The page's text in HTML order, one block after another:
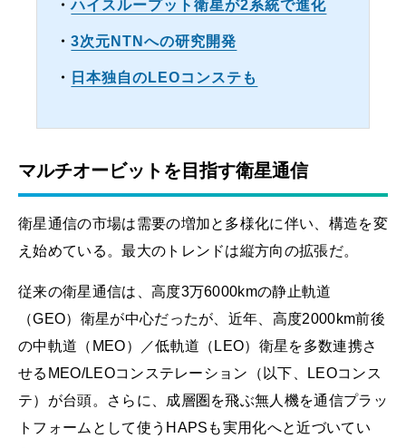
・ハイスループット衛星が2系統で進化
・3次元NTNへの研究開発
・ 日本独自のLEOコンステも
マルチオービットを目指す衛星通信
衛星通信の市場は需要の増加と多様化に伴い、構造を変
え始めている。最大のトレンドは縦方向の拡張だ。
従来の衛星通信は、高度3万6000kmの静止軌道
（GEO）衛星が中心だったが、近年、高度2000km前後
の中軌道（MEO）／低軌道（LEO）衛星を多数連携さ
せるMEO/LEOコンステレーション（以下、LEOコンス
テ）が台頭。さらに、成層圏を飛ぶ無人機を通信プラッ
トフォームとして使うHAPSも実用化へと近づいてい